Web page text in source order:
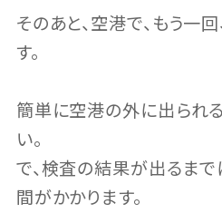
そのあと、空港で、もう一
す。
簡単に空港の外に出られ
い。
で、検査の結果が出るまで
間がかかります。